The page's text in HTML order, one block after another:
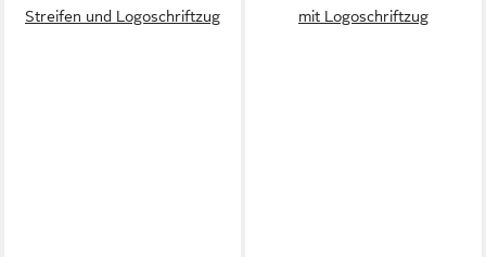
Streifen und Logoschriftzug
mit Logoschriftzug